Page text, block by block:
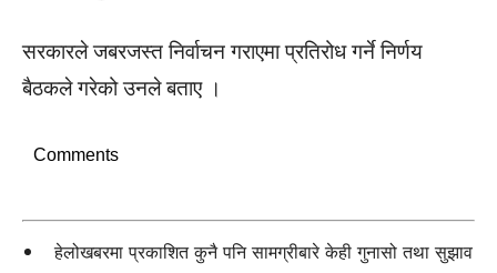
सरकारले जबरजस्त निर्वाचन गराएमा प्रतिरोध गर्ने निर्णय
बैठकले गरेको उनले बताए ।
Comments
हेलोखबरमा प्रकाशित कुनै पनि सामग्रीबारे केही गुनासो तथा सुझाव